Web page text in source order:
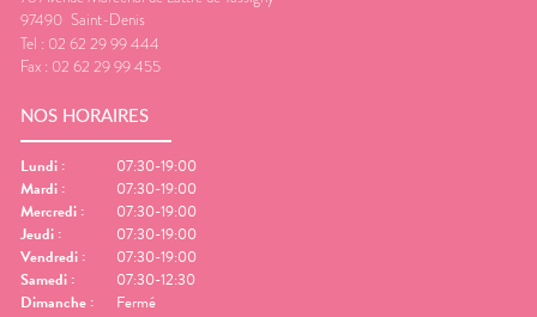
97490 Saint-Denis
Tel : 02 62 29 99 444
Fax : 02 62 29 99 455
NOS HORAIRES
Lundi :
07:30-19:00
Mardi :
07:30-19:00
Mercredi :
07:30-19:00
Jeudi :
07:30-19:00
Vendredi :
07:30-19:00
Samedi :
07:30-12:30
Dimanche : Fermé